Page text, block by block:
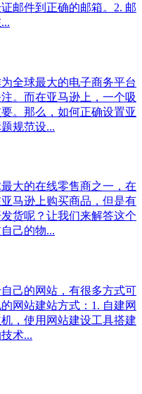
邮件到正确的邮箱。2. 邮
全球最大的电子商务平台
。而在亚马逊上，一个吸
。那么，如何正确设置亚
规范设...
大的在线零售商之一，在
马逊上购买商品，但是有
货呢？让我们来解答这个
己的物...
己的网站，有很多方式可
网站建站方式：1. 自建网
，使用网站建设工具搭建
术...